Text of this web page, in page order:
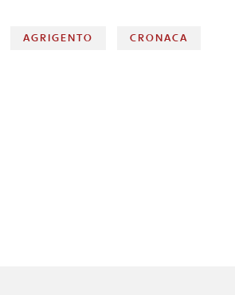
AGRIGENTO CRONACA